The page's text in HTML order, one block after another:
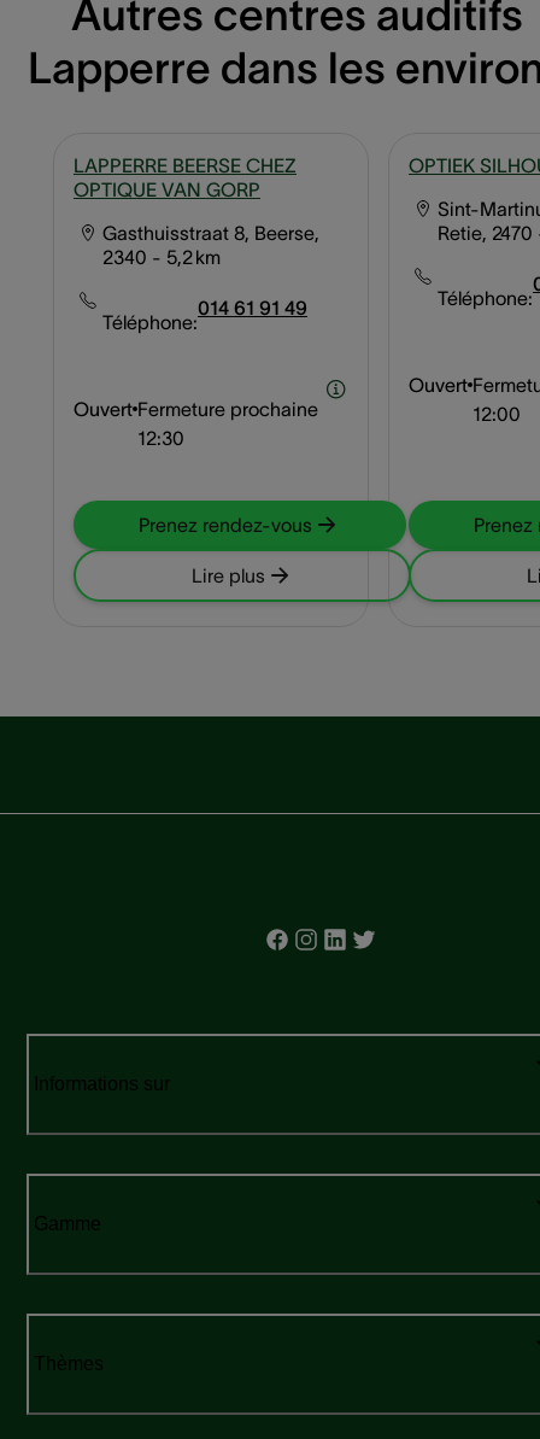
Autres centres auditifs
Lapperre dans les
LAPPERRE BEERSE CHEZ
OPTIQUE VAN GORP
Gasthuisstraat 8, Beerse,
2340 - 5,2 km
Téléphone:
014 61 91 49
Ouvert Fermeture prochaine
12:30
Prenez rendez-vous
Lire plus
OPTIEK
Sint-
Retie, 2470
Téléphone:
Ouvert
12:00
Informations sur
Gamme
Thèmes